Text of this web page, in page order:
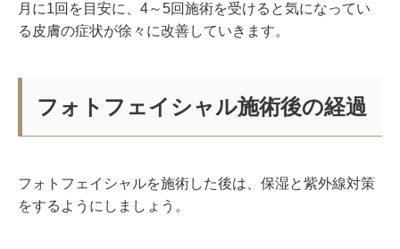
月に1回を目安に、 4～5回施術を受けると気になってい
る皮膚の症状が徐々に改善していきます。
フォトフェイシャル施術後の経過
フォトフェイシャルを施術した後は、保湿と紫外線対策
をするようにしましょう。